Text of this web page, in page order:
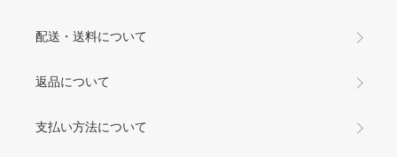
配送・送料について
返品について
支払い方法について